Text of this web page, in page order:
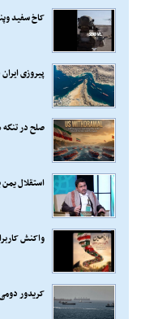
کاخ سفید
پیروزی
صلح در تنگه
استقلال
واکنش
کریدور